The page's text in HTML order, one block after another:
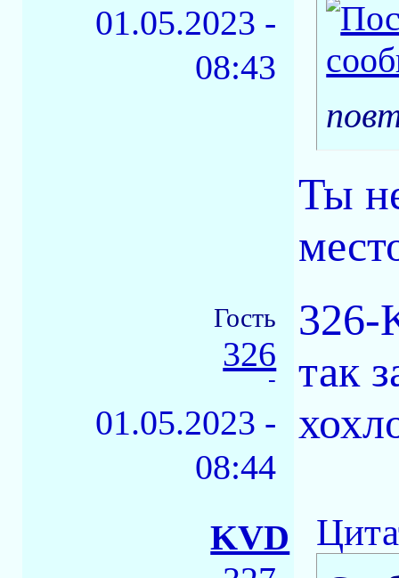
01.05.2023 -
08:43
Ты
Гость
326
-
01.05.2023 -
08:44
326-
так
KVD